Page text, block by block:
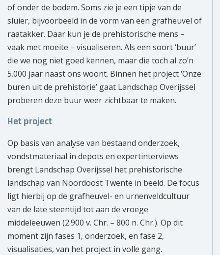
of onder de bodem. Soms zie je een tipje van de
sluier, bijvoorbeeld in de vorm van een grafheuvel of
raatakker. Daar kun je de prehistorische mens –
vaak met moeite – visualiseren. Als een soort ‘buur’
die we nog niet goed kennen, maar die toch al zo’n
5.000 jaar naast ons woont. Binnen het project ‘Onze
buren uit de prehistorie’ gaat Landschap Overijssel
proberen deze buur weer zichtbaar te maken.
Het project
Op basis van analyse van bestaand onderzoek,
vondstmateriaal in depots en expertinterviews
brengt Landschap Overijssel het prehistorische
landschap van Noordoost Twente in beeld. De focus
ligt hierbij op de grafheuvel- en urnenveldcultuur
van de late steentijd tot aan de vroege
middeleeuwen (2.900 v. Chr. – 800 n. Chr.). Op dit
moment zijn fases 1, onderzoek, en fase 2,
visualisaties, van het project in volle gang.